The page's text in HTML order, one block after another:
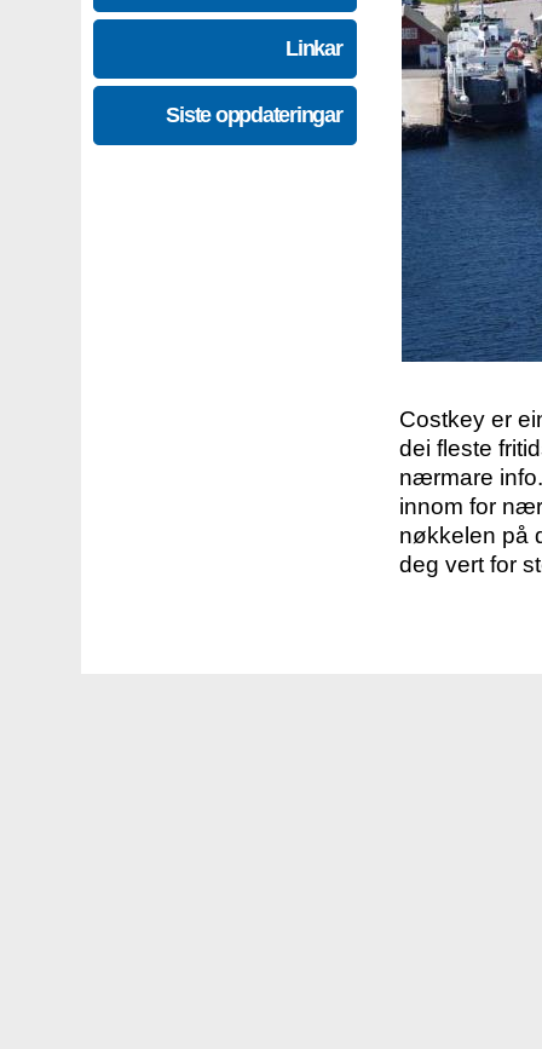
Linkar
Siste oppdateringar
Costkey er
dei fleste
nærmare
innom for
nøkkelen på
deg vert for